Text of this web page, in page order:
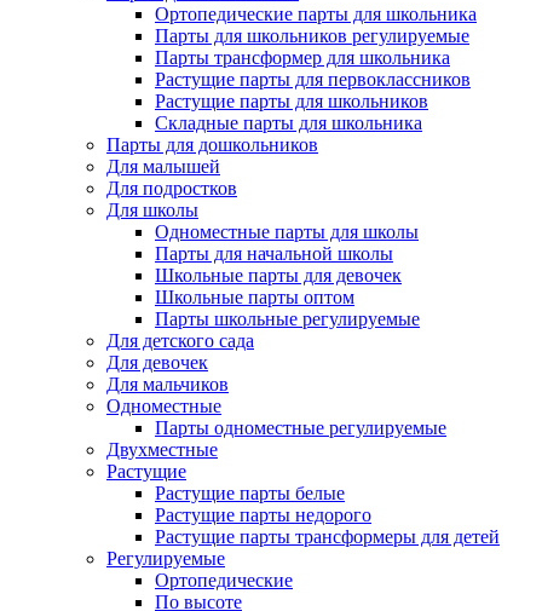
Ортопедические парты для школьника
Парты для школьников регулируемые
Парты трансформер для школьника
Растущие парты для первоклассников
Растущие парты для школьников
Складные парты для школьника
Парты для дошкольников
Для малышей
Для подростков
Для школы
Одноместные парты для школы
Парты для начальной школы
Школьные парты для девочек
Школьные парты оптом
Парты школьные регулируемые
Для детского сада
Для девочек
Для мальчиков
Одноместные
Парты одноместные регулируемые
Двухместные
Растущие
Растущие парты белые
Растущие парты недорого
Растущие парты трансформеры для детей
Регулируемые
Ортопедические
По высоте